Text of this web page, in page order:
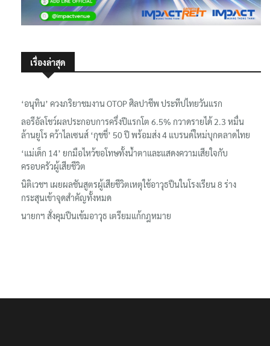
เรื่องล่าสุด
‘อนุทิน’ ควงภริยาชมงาน OTOP ศิลปาชีพ ประทีปไทยวันแรก
ลอรีอัลโชว์ผลประกอบการครึ่งปีแรกโต 6.5% กวาดรายได้ 2.3 หมื่น
ล้านยูโร คว้าไลเซนส์ ‘กุชชี่’ 50 ปี พร้อมส่ง 4 แบรนด์ใหม่บุกตลาดไทย
‘แม่เด็ก 14’ ยกมือไหว้ขอโทษทั้งน้ำตาและแสดงความเสียใจกับ
ครอบครัวผู้เสียชีวิต
นิติเวชฯ เผยผลชันสูตรผู้เสียชีวิตเหตุใช้อาวุธปืนในโรงเรียน 8 ร่าง
กระสุนเข้าจุดสำคัญทั้งหมด
นายกฯ สั่งคุมปืนเข้มอาวุธ เตรียมแก้กฎหมาย